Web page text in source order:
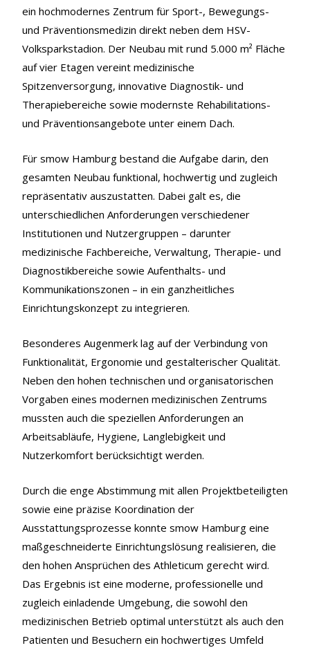
ein hochmodernes Zentrum für Sport-, Bewegungs-
und Präventionsmedizin direkt neben dem HSV-
Volksparkstadion. Der Neubau mit rund 5.000 m² Fläche
auf vier Etagen vereint medizinische
Spitzenversorgung, innovative Diagnostik- und
Therapiebereiche sowie modernste Rehabilitations-
und Präventionsangebote unter einem Dach.
Für smow Hamburg bestand die Aufgabe darin, den
gesamten Neubau funktional, hochwertig und zugleich
repräsentativ auszustatten. Dabei galt es, die
unterschiedlichen Anforderungen verschiedener
Institutionen und Nutzergruppen – darunter
medizinische Fachbereiche, Verwaltung, Therapie- und
Diagnostikbereiche sowie Aufenthalts- und
Kommunikationszonen – in ein ganzheitliches
Einrichtungskonzept zu integrieren.
Besonderes Augenmerk lag auf der Verbindung von
Funktionalität, Ergonomie und gestalterischer Qualität.
Neben den hohen technischen und organisatorischen
Vorgaben eines modernen medizinischen Zentrums
mussten auch die speziellen Anforderungen an
Arbeitsabläufe, Hygiene, Langlebigkeit und
Nutzerkomfort berücksichtigt werden.
Durch die enge Abstimmung mit allen Projektbeteiligten
sowie eine präzise Koordination der
Ausstattungsprozesse konnte smow Hamburg eine
maßgeschneiderte Einrichtungslösung realisieren, die
den hohen Ansprüchen des Athleticum gerecht wird.
Das Ergebnis ist eine moderne, professionelle und
zugleich einladende Umgebung, die sowohl den
medizinischen Betrieb optimal unterstützt als auch den
Patienten und Besuchern ein hochwertiges Umfeld